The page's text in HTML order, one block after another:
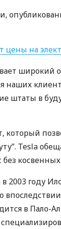
цены на
широкий
наших
штаты в
который
Tesla
2003 году
в Пало-